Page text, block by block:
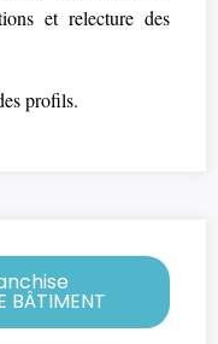
et relecture des
profils.
BÂTIMENT